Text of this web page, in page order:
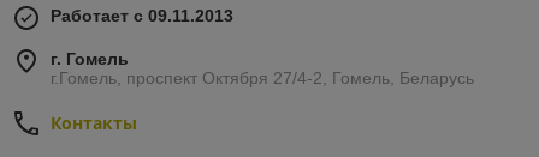
Работает с 09.11.2013
г. Гомель
г.Гомель, проспект Октября 27/4-2, Гомель, Беларусь
Контакты